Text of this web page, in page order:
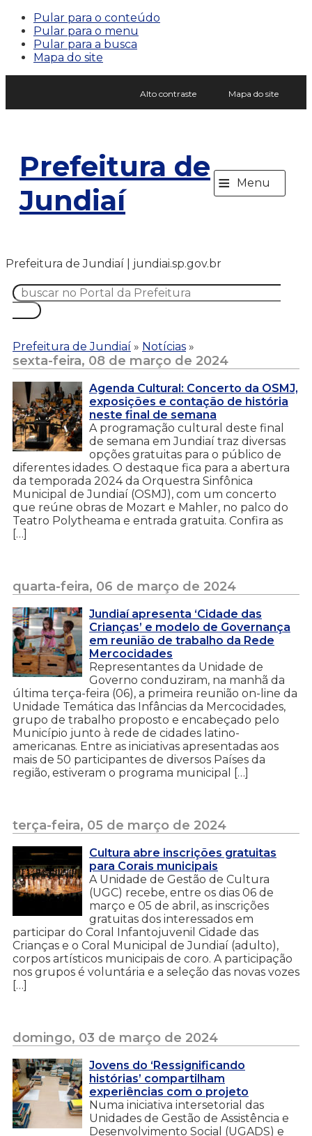
Pular para o conteúdo
Pular para o menu
Pular para a busca
Mapa do site
Alto contraste Mapa do site
Prefeitura de
Jundiaí
≡ Menu
Prefeitura de Jundiaí | jundiai.sp.gov.br
Prefeitura de Jundiaí » Notícias »
sexta-feira, 08 de março de 2024
Agenda Cultural: Concerto da OSMJ,
exposições e contação de história
neste final de semana
A programação cultural deste final
de semana em Jundiaí traz diversas
opções gratuitas para o público de
diferentes idades. O destaque fica para a abertura
da temporada 2024 da Orquestra Sinfônica
Municipal de Jundiaí (OSMJ), com um concerto
que reúne obras de Mozart e Mahler, no palco do
Teatro Polytheama e entrada gratuita. Confira as
[…]
quarta-feira, 06 de março de 2024
Jundiaí apresenta ‘Cidade das
Crianças’ e modelo de Governança
em reunião de trabalho da Rede
Mercocidades
Representantes da Unidade de
Governo conduziram, na manhã da
última terça-feira (06), a primeira reunião on-line da
Unidade Temática das Infâncias da Mercocidades,
grupo de trabalho proposto e encabeçado pelo
Município junto à rede de cidades latino-
americanas. Entre as iniciativas apresentadas aos
mais de 50 participantes de diversos Países da
região, estiveram o programa municipal […]
terça-feira, 05 de março de 2024
Cultura abre inscrições gratuitas
para Corais municipais
A Unidade de Gestão de Cultura
(UGC) recebe, entre os dias 06 de
março e 05 de abril, as inscrições
gratuitas dos interessados em
participar do Coral Infantojuvenil Cidade das
Crianças e o Coral Municipal de Jundiaí (adulto),
corpos artísticos municipais de coro. A participação
nos grupos é voluntária e a seleção das novas vozes
[…]
domingo, 03 de março de 2024
Jovens do ‘Ressignificando
histórias’ compartilham
experiências com o projeto
Numa iniciativa intersetorial das
Unidades de Gestão de Assistência e
Desenvolvimento Social (UGADS) e